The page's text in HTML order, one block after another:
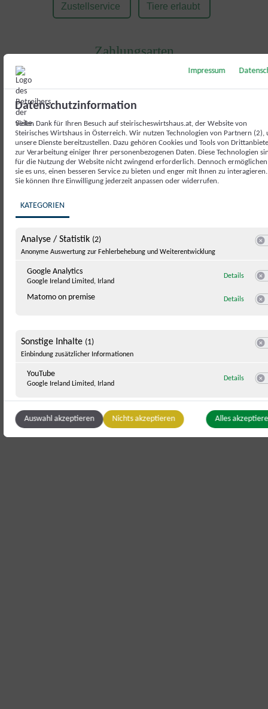
Zustellservice Tiere erlaubt
Zahlungsarten
Maestro
VISA Mastercard
Anreise
Impressum
Datenschutzinformation
Vielen Dank für Ihren Besuch auf steirischeswirtshaus.at, der Website von
Steirisches Wirtshaus in Österreich. Wir nutzen Technologien von Partnern (2),
unsere Dienste bereitzustellen. Dazu gehören Cookies und Tools von
zur Verarbeitung einiger Ihrer personenbezogenen Daten. Diese Technologien
für die Nutzung der Website nicht zwingend erforderlich. Dennoch ermöglichen
sie es uns, einen besseren Service zu bieten und enger mit Ihnen zu interagieren.
Sie können Ihre Einwilligung jederzeit anpassen oder widerrufen.
KATEGORIEN
Analyse / Statistik (2)
Anonyme Auswertung zur Fehlerbehebung und Weiterentwicklung
Google Analytics
Google Ireland Limited, Irland
Details zu
Matomo on premise
Details zu
Sonstige Inhalte (1)
Einbindung zusätzlicher Informationen
YouTube
Google Ireland Limited, Irland
Details zu
Auswahl akzeptieren Nichts akzeptieren Alles